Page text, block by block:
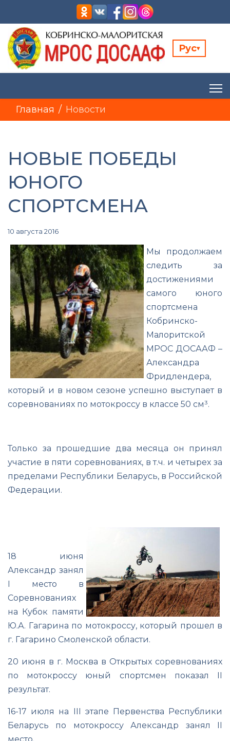
Рус▾
Главная Новости
НОВЫЕ ПОБЕДЫ
ЮНОГО
СПОРТСМЕНА
10 августа 2016
Мы продолжаем
следить за
достижениями
самого юного
спортсмена
Кобринско-
Малоритской
МРОС ДОСААФ –
Александра
Фридлендера,
который и в новом сезоне успешно выступает в
соревнованиях по мотокроссу в классе 50 см³.
Только за прошедшие два месяца он принял
участие в пяти соревнованиях, в т.ч. и четырех за
пределами Республики Беларусь, в Российской
Федерации.
18 июня
Александр занял
I место в
Соревнованиях
на Кубок памяти
Ю.А. Гагарина по мотокроссу, который прошел в
г. Гагарино Смоленской области.
20 июня в г. Москва в Открытых соревнованиях
по мотокроссу юный спортсмен показал II
результат.
16-17 июля на III этапе Первенства Республики
Беларусь по мотокроссу Александр занял II